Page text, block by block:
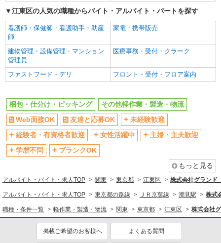
時間固定シフト制
平日のみ勤務OK
朝
昼
夕方
服装自由
髪型・髪色自由
バイク通勤OK
自転車通勤OK
残業少なめ（月20h未満）
交通費支給
同じ職種から求人を探す
軽作業・製造・物流
梱包・仕分け・ピッキング
同じ特徴から求人を探す
ミドル（40代～）活躍中
交通費支給
社会保険あり
江東区の人気の職種からバイト・アルバイト・パートを探す
看護師・保健師・看護助手・助産
師
家電・携帯販売
建物管理・設備管理・マンション
管理員
医療事務・受付・クラーク
ファストフード・デリ フロント・受付・フロア案内
梱包・仕分け・ピッキング
その他軽作業・製造・物流
Web面接OK
友達と応募OK
未経験歓迎
経験者・有資格者歓迎
女性活躍中
主婦・主夫歓迎
学歴不問
ブランクOK
もっと見る
アルバイト・バイト・求人TOP 関東 東京都 江東区 株式会社グラン
アルバイト・バイト・求人TOP 東京都の路線 ＪＲ京葉線 潮見駅 株式
職種・条件一覧 軽作業・製造・物流 関東 東京都 江東区 株式会社
掲載ご希望のお客様へ よくある質問